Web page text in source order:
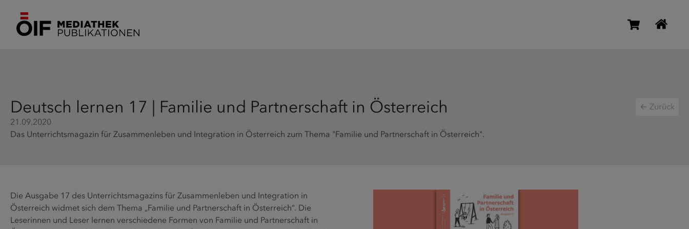
← Zurück
Deutsch lernen 17 | Familie und Partnerschaft in Österreich
21.09.2020
Das Unterrichtsmagazin für Zusammenleben und Integration in Österreich zum Thema "Familie und Partnerschaft in Österreich".
Die Ausgabe 17 des Unterrichtsmagazins für Zusammenleben und Integration in
Österreich widmet sich dem Thema „Familie und Partnerschaft in Österreich“. Die
Leserinnen und Leser lernen verschiedene Formen von Familie und Partnerschaft in